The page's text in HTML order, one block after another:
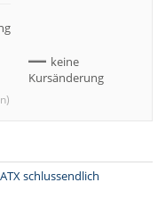
keine
Kursänderung
schlussendlich